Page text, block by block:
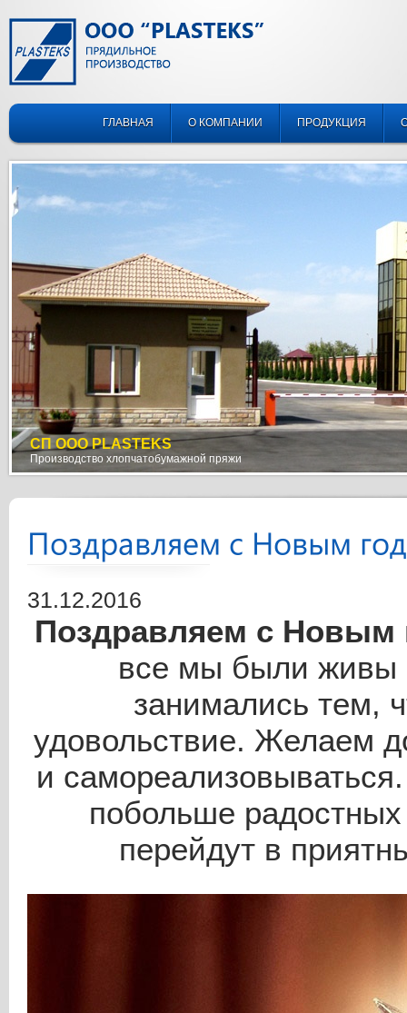
ГЛАВНАЯ О КОМПАНИИ ПРОДУКЦИЯ
C 60
Чесальная машина
СП OOO PLASTEKS
Производство хлопчатобумажной пряжи
TERROT
Вязальная машина
E 65
Поздравляем с Новым
31.12.2016
Поздравляем с
все мы были живы
занимались тем,
удовольствие. Желаем
и
побольше
перейдут в